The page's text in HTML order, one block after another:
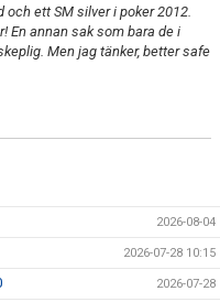
ett SM silver i poker 2012.
En annan sak som bara de i
Men jag tänker, better safe
2026-08-04
2026-07-28 10:15
2026-07-28